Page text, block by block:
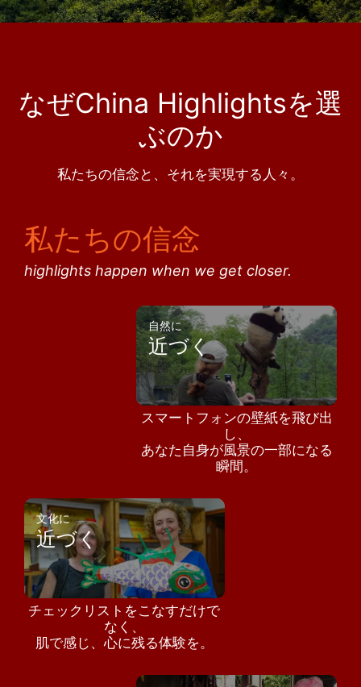
なぜChina Highlightsを選
ぶのか
私たちの信念と、それを実現する人々。
私たちの信念
highlights happen when we get closer.
自然に
近づく
スマートフォンの壁紙を飛び出
し、
あなた自身が風景の一部になる
瞬間。
文化に
近づく
チェックリストをこなすだけで
なく、
肌で感じ、心に残る体験を。